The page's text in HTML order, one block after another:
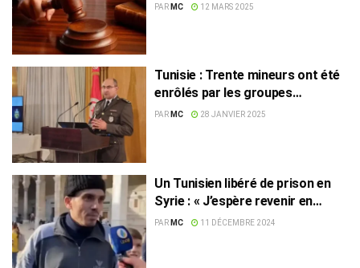
PAR MC 12 MARS 2025
Tunisie : Trente mineurs ont été
enrôlés par les groupes
terroristes en 2024
PAR MC 28 JANVIER 2025
Un Tunisien libéré de prison en
Syrie : « J’espère revenir en
Tunisie »
PAR MC 11 DÉCEMBRE 2024